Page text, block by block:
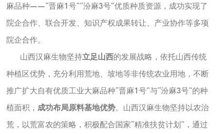
麻品种——“晋麻1号”“汾麻3号”优质种质资源，成功实现了
院企合作、联合开发、知识产权成果转让、产业协作等多项
院企合作。
山西汉麻生物坚持立足山西的发展战略，依托山西传统
种植区优势，充分利用荒地、坡地等非传统农业用地，不断
推广扩大自有优质工业大麻品种“晋麻1号”与“汾麻3号”的种
植面积， 成功布局原料基地优势。山西汉麻生物坚持以农治
荒，以荒富农的策略，积极配合国家“精准扶贫计划”，通过